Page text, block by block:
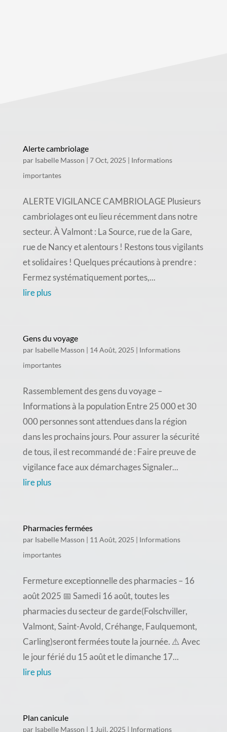
Alerte cambriolage
par Isabelle Masson | 7 Oct, 2025 | Informations
importantes
ALERTE VIGILANCE CAMBRIOLAGE Plusieurs
cambriolages ont eu lieu récemment dans notre
secteur. À Valmont : La Source, rue de la Gare,
rue de Nancy et alentours ! Restons tous vigilants
et solidaires ! Quelques précautions à prendre :
Fermez systématiquement portes,...
lire plus
Gens du voyage
par Isabelle Masson | 14 Août, 2025 | Informations
importantes
Rassemblement des gens du voyage –
Informations à la population Entre 25 000 et 30
000 personnes sont attendues dans la région
dans les prochains jours. Pour assurer la sécurité
de tous, il est recommandé de : Faire preuve de
vigilance face aux démarchages Signaler...
lire plus
Pharmacies fermées
par Isabelle Masson | 11 Août, 2025 | Informations
importantes
Fermeture exceptionnelle des pharmacies – 16
août 2025 📅 Samedi 16 août, toutes les
pharmacies du secteur de garde(Folschviller,
Valmont, Saint-Avold, Créhange, Faulquemont,
Carling)seront fermées toute la journée. ⚠️ Avec
le jour férié du 15 août et le dimanche 17...
lire plus
Plan canicule
par Isabelle Masson | 1 Juil, 2025 | Informations